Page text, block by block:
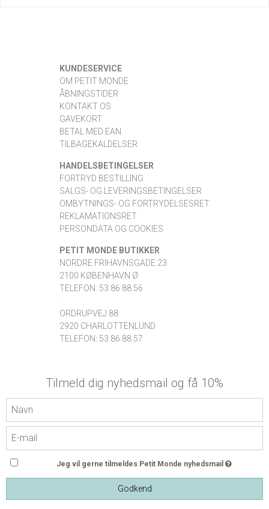
KUNDESERVICE
OM PETIT MONDE
ÅBNINGSTIDER
KONTAKT OS
GAVEKORT
BETAL MED EAN
TILBAGEKALDELSER
HANDELSBETINGELSER
FORTRYD BESTILLING
SALGS- OG LEVERINGSBETINGELSER
OMBYTNINGS- OG FORTRYDELSESRET
REKLAMATIONSRET
PERSONDATA OG COOKIES
PETIT MONDE BUTIKKER
NORDRE FRIHAVNSGADE 23
2100 KØBENHAVN Ø
TELEFON: 53 86 88 56
·
ORDRUPVEJ 88
2920 CHARLOTTENLUND
TELEFON: 53 86 88 57
Tilmeld dig nyhedsmail og få 10%
Jeg vil gerne tilmeldes Petit Monde nyhedsmail
Godkend